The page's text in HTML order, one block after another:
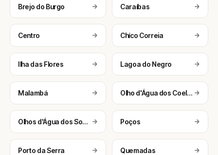
Brejo do Burgo Caraíbas
Centro Chíco Correia
Ilha das Flores Lagoa do Negro
Malambá Olho d'Água dos Coelhos
Olhos d'Água dos Souza Poços
Porto da Serra Quemadas